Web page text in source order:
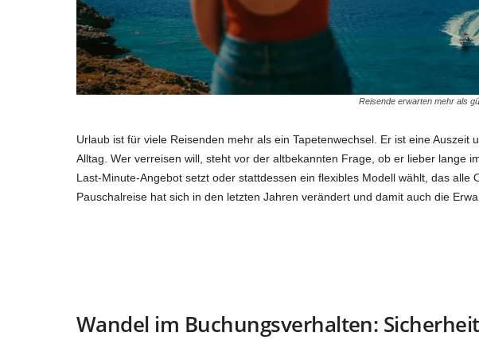
e
Reisende erwarten mehr als
Urlaub ist für viele Reisenden mehr als ein Tapetenwechsel. Er ist eine Auszeit
Alltag. Wer verreisen will, steht vor der altbekannten Frage, ob er lieber lange
Last-Minute-Angebot setzt oder stattdessen ein flexibles Modell wählt, das alle
Pauschalreise hat sich in den letzten Jahren verändert und damit auch die
Wandel im Buchungsverhalten: